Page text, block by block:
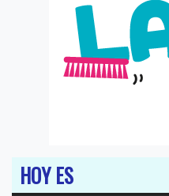
HOY ES